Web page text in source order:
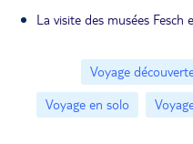
La visite des musées Fesch
Voyage
Voyage en solo